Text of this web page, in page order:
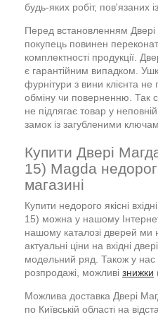
будь-яких робіт, пов'язаних
Перед встановленням
покупець повинен
комплектності продукції.
є гарантійним випадком.
фурнітури з вини клієнта
обміну чи поверненню. Так
не підлягає товар у
замок із загубленими
Купити Двері
15) Magda
магазині
Купити недорого якісні
15) можна у нашому
нашому каталозі дверей ми
актуальні ціни на вхідні
модельний ряд. Також у нас
розпродажі, можливі знижки
Можлива доставка Двері
по Київській області на